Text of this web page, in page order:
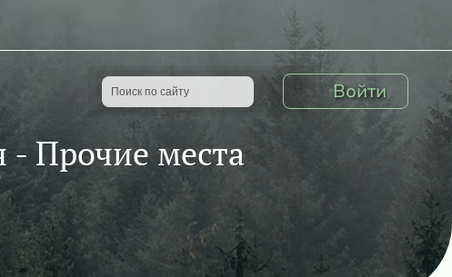
Войти
- Прочие места